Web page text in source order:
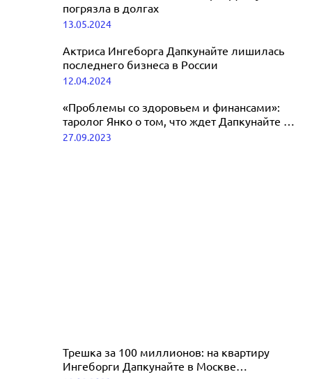
погрязла в долгах
13.05.2024
Актриса Ингеборга Дапкунайте лишилась
последнего бизнеса в России
12.04.2024
«Проблемы со здоровьем и финансами»:
таролог Янко о том, что ждет Дапкунайте за
границей
27.09.2023
Трешка за 100 миллионов: на квартиру
Ингеборги Дапкунайте в Москве